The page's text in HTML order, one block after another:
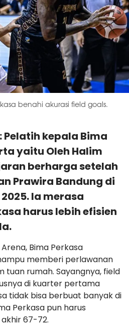
benahi akurasi field goals.
Pelatih kepala Bima
yaitu Oleh Halim
berharga setelah
Prawira Bandung di
Ia merasa
harus lebih efisien
Bima Perkasa
memberi perlawanan
tuan rumah. Sayangnya, field
di kuarter pertama
tidak bisa berbuat banyak di
Perkasa pun harus
67-72.